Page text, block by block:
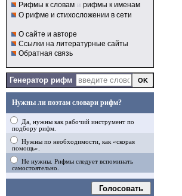
Рифмы к словам и рифмы к именам
О рифме и стихосложении в сети
О сайте и авторе
Ссылки на литературные сайты
Обратная связь
Генератор рифм
Нужны ли поэтам словари рифм?
Да, нужны как рабочий инструмент по
подбору рифм.
Нужны по необходимости, как «скорая
помощь».
Не нужны. Рифмы следует вспоминать
самостоятельно.
Голосовать